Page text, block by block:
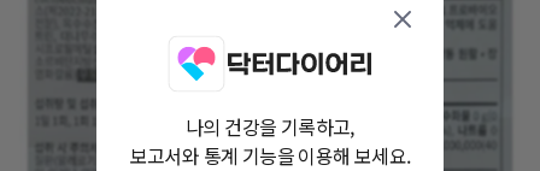
나의 건강을 기록하고,
보고서와 통계 기능을 이용해 보세요.